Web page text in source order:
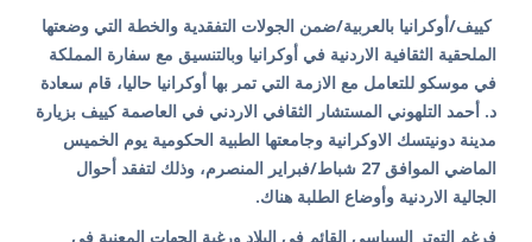
كييف/أوكرانيا بالعربية/ضمن الجولات التفقدية والخطة التي وضعتها
الملحقية الثقافية الاردنية في أوكرانيا وبالتنسيق مع سفارة المملكة
في موسكو للتعامل مع الازمة التي تمر بها أوكرانيا حاليا، قام سعادة
د. أحمد التلهوني المستشار الثقافي الاردني في العاصمة كييف بزيارة
مدينة دونيتسك الاوكرانية وجامعتها الطبية الحكومية يوم الخميس
الماضي الموافق 27 شباط/فبراير المنصرم، وذلك لتفقد أحوال
الجالية الاردنية وأوضاع الطلبة هناك.
فرغم التوتر السياسي القائم في البلاد ورغبة الجهات المعنية في